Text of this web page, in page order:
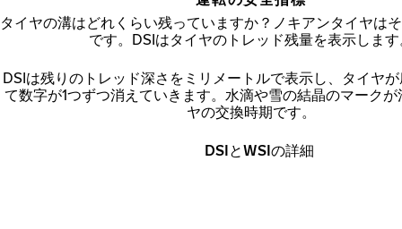
タイヤの溝はどれくらい残っていますか？ノキアンタイヤは
です。DSIはタイヤのトレッド残量を表示しま
DSIは残りのトレッド深さをミリメートルで表示し、タイヤ
て数字が1つずつ消えていきます。水滴や雪の結晶のマーク
ヤの交換時期です。
DSIとWSIの詳細